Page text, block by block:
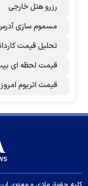
رزرو هتل خارجی
مسموم سازی
تحلیل قیمت
قیمت لحظه ای
قیمت اتریوم امروز